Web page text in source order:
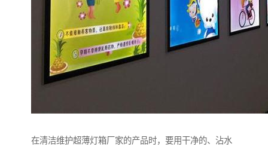
在清洁维护超薄灯箱厂家的产品时，要用干净的、沾水